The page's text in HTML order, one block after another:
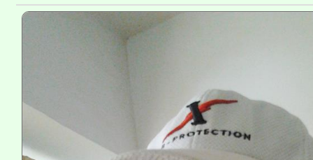
會
115年食農教育專業人